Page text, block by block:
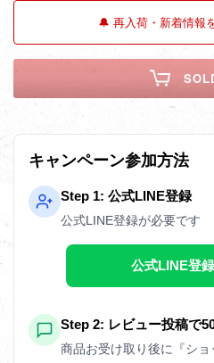
🔔 再入荷・新着情報
キャンペーン参加方法
Step 1: 公式LINE登録
公式LINE登録が必要です
公式LINE登
Step 2: レビュー投稿で
商品お受け取り後に『シ